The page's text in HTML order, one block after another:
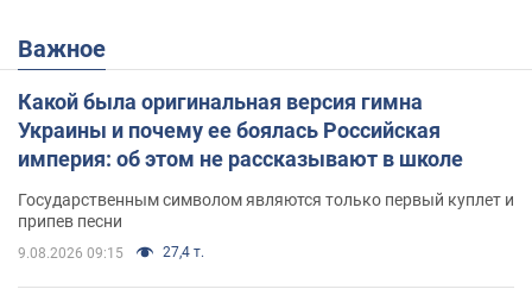
Важное
Какой была оригинальная версия гимна
Украины и почему ее боялась Российская
империя: об этом не рассказывают в школе
Государственным символом являются только первый куплет и
припев песни
9.08.2026 09:15 27,4 т.